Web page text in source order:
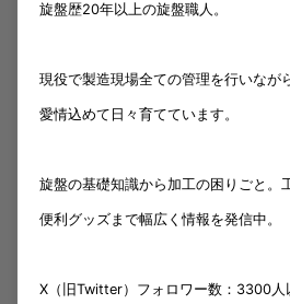
旋盤歴20年以上の旋盤職人。
現役で製造現場全ての管理を行いなが
愛情込めて日々育てています。
旋盤の基礎知識から加工の困りごと。
便利グッズまで幅広く情報を発信中。
X（旧Twitter）フォロワー数：3300人